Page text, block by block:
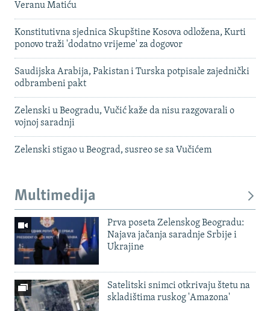
Veranu Matiću
Konstitutivna sjednica Skupštine Kosova odložena, Kurti
ponovo traži 'dodatno vrijeme' za dogovor
Saudijska Arabija, Pakistan i Turska potpisale zajednički
odbrambeni pakt
Zelenski u Beogradu, Vučić kaže da nisu razgovarali o
vojnoj saradnji
Zelenski stigao u Beograd, susreo se sa Vučićem
Multimedija
Prva poseta Zelenskog Beogradu:
Najava jačanja saradnje Srbije i
Ukrajine
Satelitski snimci otkrivaju štetu na
skladištima ruskog 'Amazona'